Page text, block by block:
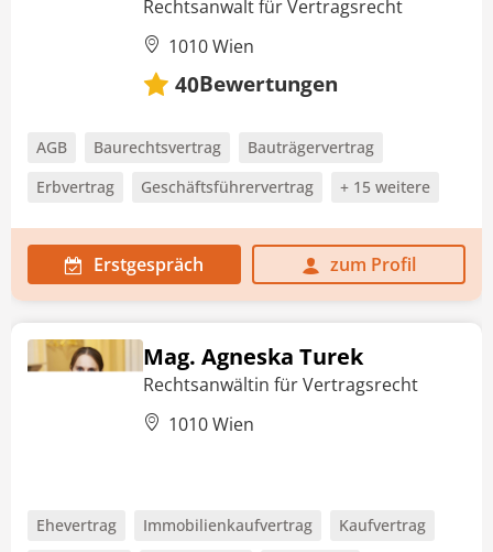
Rechtsanwalt für Vertragsrecht
1010 Wien
40Bewertungen
AGB Baurechtsvertrag
Bauträgervertrag
Erbvertrag
Geschäftsführervertrag + 15 weitere
Erstgespräch zum Profil
Mag. Agneska Turek
Rechtsanwältin für Vertragsrecht
1010 Wien
Ehevertrag Immobilienkaufvertrag
Kaufvertrag